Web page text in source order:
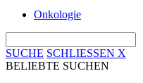
Onkologie
SUCHE SCHLIESSEN X
BELIEBTE SUCHEN